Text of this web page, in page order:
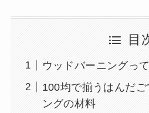
目
ウッドバーニングっ
100均で揃うはんだ
ングの材料